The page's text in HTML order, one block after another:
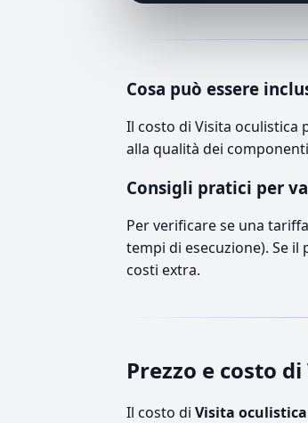
Cosa può essere
Il costo di Visita oculistica
alla qualità dei
Consigli pratici per
Per verificare se una
tempi di esecuzione). Se
costi extra.
Prezzo e costo
Il costo di Visita